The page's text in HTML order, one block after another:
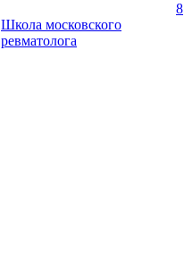
8
Школа московского
ревматолога